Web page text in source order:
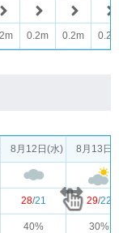
0.2m 0.2m 0.2m
8月12日(水) 8月13日(
28/21 29/22
40% 30%